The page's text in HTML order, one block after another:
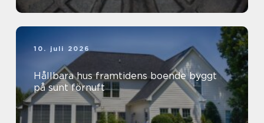
10. juli 2026
Hållbara hus framtidens boende byggt
på sunt förnuft